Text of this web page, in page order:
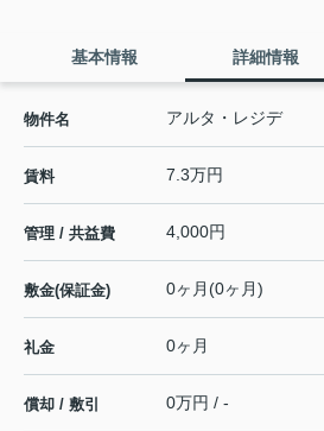
基本情報 詳細情報
物件名 アルタ・レジデ
賃料 7.3万円
管理 / 共益費 4,000円
敷金(保証金) 0ヶ月(0ヶ月)
礼金 0ヶ月
償却 / 敷引 0万円 / -